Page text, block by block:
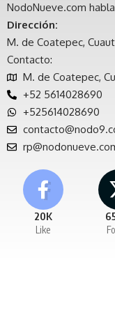
NodoNueve.com
Dirección:
M. de Coatepec,
Contacto:
M. de Coatepec,
+52 5614028690
+525614028690
20K
Like